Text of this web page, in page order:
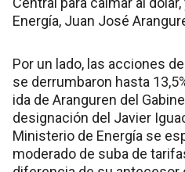
Energía, Juan José
Por un lado, las acciones
se derrumbaron hasta
ida de Aranguren del
designación del Javier
Ministerio de Energía se
moderado de suba de